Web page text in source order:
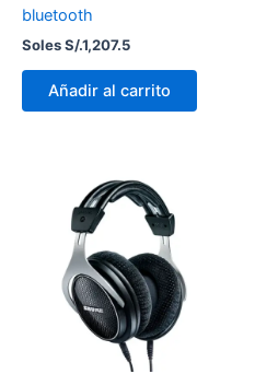
bluetooth
Soles S/.1,207.5
Añadir al carrito